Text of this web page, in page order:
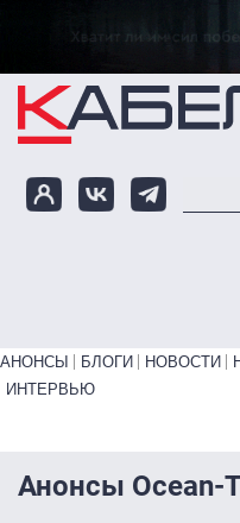
Перейти к основному
Primary links bottom
АНОНСЫ БЛОГИ НОВОСТИ
ИНТЕРВЬЮ
Анонсы Ocean-